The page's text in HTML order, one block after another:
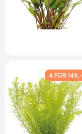
4 FOR 149,-